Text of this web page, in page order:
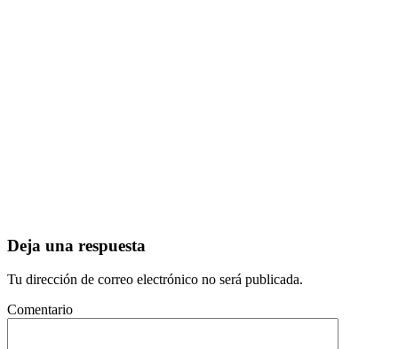
Deja una respuesta
Tu dirección de correo electrónico no será publicada.
Comentario